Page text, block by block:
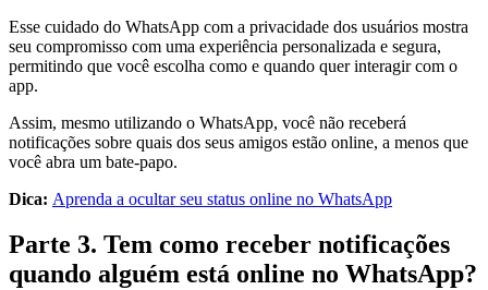
Esse cuidado do WhatsApp com a privacidade dos usuários mostra
seu compromisso com uma experiência personalizada e segura,
permitindo que você escolha como e quando quer interagir com o
app.
Assim, mesmo utilizando o WhatsApp, você não receberá
notificações sobre quais dos seus amigos estão online, a menos que
você abra um bate-papo.
Dica: Aprenda a ocultar seu status online no WhatsApp
Parte 3. Tem como receber notificações
quando alguém está online no WhatsApp?